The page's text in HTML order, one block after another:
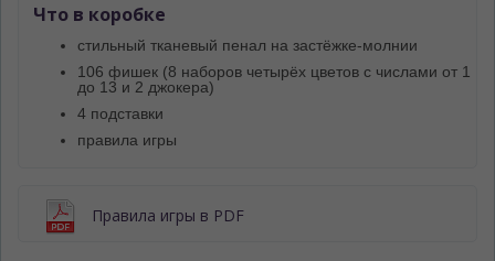
Что в коробке
стильный тканевый пенал на застёжке-молнии
106 фишек (8 наборов четырёх цветов с числами от 1
до 13 и 2 джокера)
4 подставки
правила игры
Правила игры в PDF